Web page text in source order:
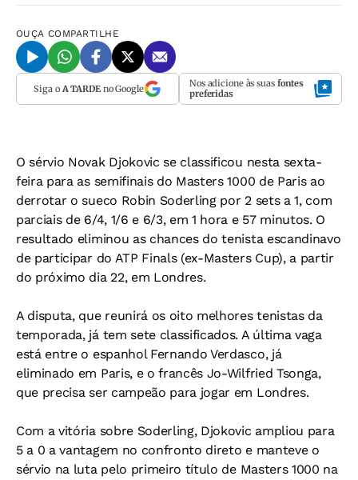
OUÇA COMPARTILHE
Siga o A TARDEno Google Nos adicione às suas fontes
preferidas
O sérvio Novak Djokovic se classificou nesta sexta-
feira para as semifinais do Masters 1000 de Paris ao
derrotar o sueco Robin Soderling por 2 sets a 1, com
parciais de 6/4, 1/6 e 6/3, em 1 hora e 57 minutos. O
resultado eliminou as chances do tenista escandinavo
de participar do ATP Finals (ex-Masters Cup), a partir
do próximo dia 22, em Londres.
A disputa, que reunirá os oito melhores tenistas da
temporada, já tem sete classificados. A última vaga
está entre o espanhol Fernando Verdasco, já
eliminado em Paris, e o francês Jo-Wilfried Tsonga,
que precisa ser campeão para jogar em Londres.
Com a vitória sobre Soderling, Djokovic ampliou para
5 a 0 a vantagem no confronto direto e manteve o
sérvio na luta pelo primeiro título de Masters 1000 na